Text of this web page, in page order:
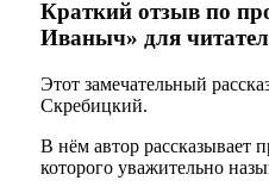
Краткий отзыв по
Иваныч» для
Этот замечательный
Скребицкий.
В нём автор рассказывает
которого уважительно